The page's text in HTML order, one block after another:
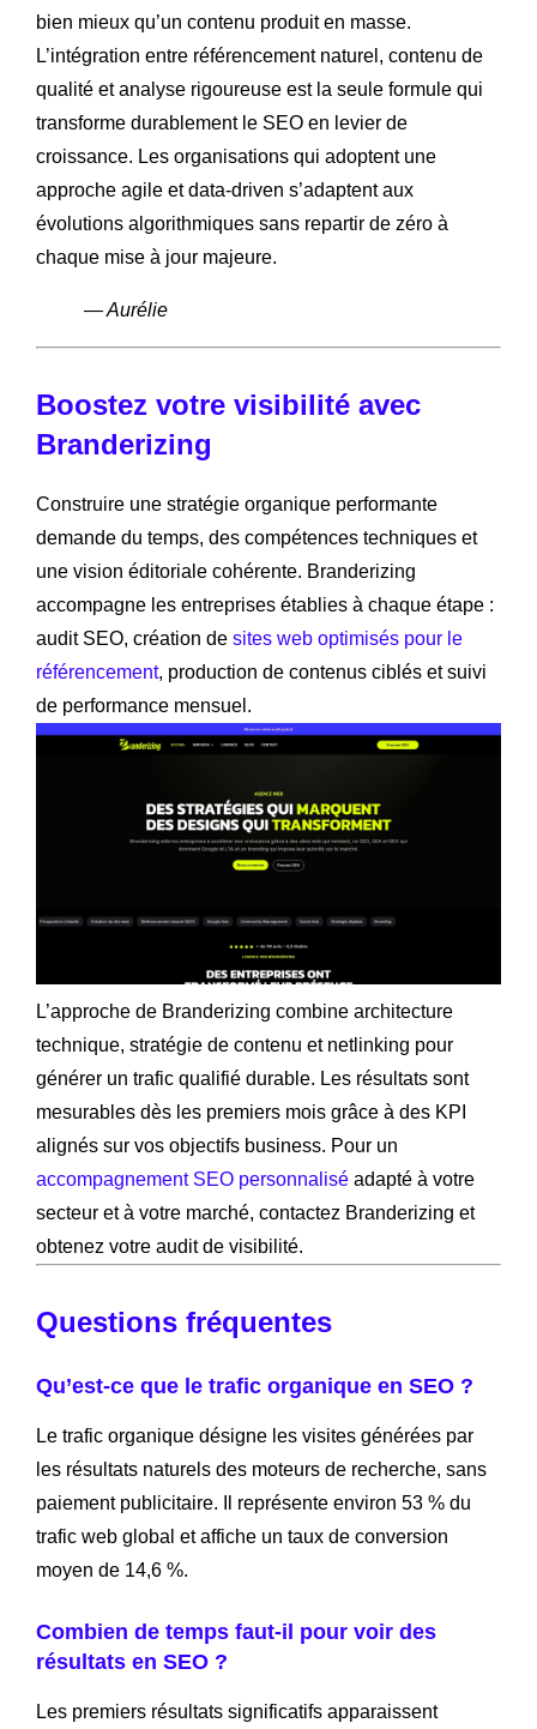
bien mieux qu’un contenu produit en masse.
L’intégration entre référencement naturel, contenu de
qualité et analyse rigoureuse est la seule formule qui
transforme durablement le SEO en levier de
croissance. Les organisations qui adoptent une
approche agile et data-driven s’adaptent aux
évolutions algorithmiques sans repartir de zéro à
chaque mise à jour majeure.
— Aurélie
Boostez votre visibilité avec
Branderizing
Construire une stratégie organique performante
demande du temps, des compétences techniques et
une vision éditoriale cohérente. Branderizing
accompagne les entreprises établies à chaque étape :
audit SEO, création de sites web optimisés pour le
référencement, production de contenus ciblés et suivi
de performance mensuel.
L’approche de Branderizing combine architecture
technique, stratégie de contenu et netlinking pour
générer un trafic qualifié durable. Les résultats sont
mesurables dès les premiers mois grâce à des KPI
alignés sur vos objectifs business. Pour un
accompagnement SEO personnalisé adapté à votre
secteur et à votre marché, contactez Branderizing et
obtenez votre audit de visibilité.
Questions fréquentes
Qu’est-ce que le trafic organique en SEO ?
Le trafic organique désigne les visites générées par
les résultats naturels des moteurs de recherche, sans
paiement publicitaire. Il représente environ 53 % du
trafic web global et affiche un taux de conversion
moyen de 14,6 %.
Combien de temps faut-il pour voir des
résultats en SEO ?
Les premiers résultats significatifs apparaissent